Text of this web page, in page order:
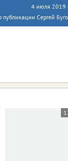
4 июля 2019
публикации Сергей